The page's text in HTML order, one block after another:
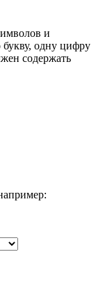
и
одну цифру
содержать